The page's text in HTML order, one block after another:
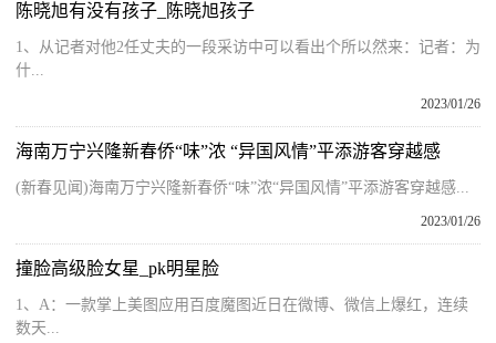
陈晓旭有没有孩子_陈晓旭孩子
1、从记者对他2任丈夫的一段采访中可以看出个所以然来：记者：为
什...
2023/01/26
海南万宁兴隆新春侨“味”浓 “异国风情”平添游客穿越感
(新春见闻)海南万宁兴隆新春侨“味”浓“异国风情”平添游客穿越感...
2023/01/26
撞脸高级脸女星_pk明星脸
1、A：一款掌上美图应用百度魔图近日在微博、微信上爆红，连续
数天...